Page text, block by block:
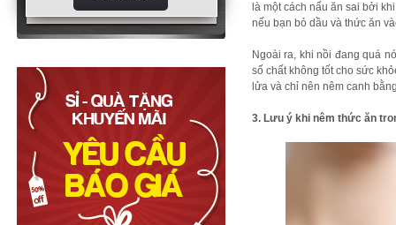
là một cách nấu ăn sai bởi
nếu bạn bỏ dầu và thức ăn
Ngoài ra, khi nồi đang quá
số chất không tốt cho sức
lửa và chỉ nên nêm canh
3. Lưu ý khi nêm thức ăn